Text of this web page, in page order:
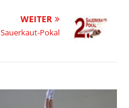
WEITER
Sauerkaut-Pokal